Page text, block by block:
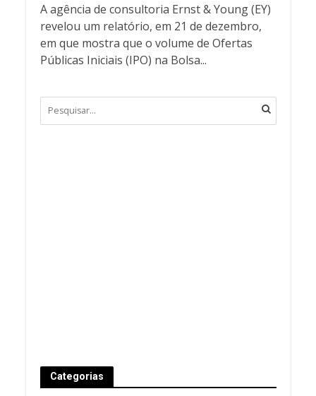
A agência de consultoria Ernst & Young (EY)
revelou um relatório, em 21 de dezembro,
em que mostra que o volume de Ofertas
Públicas Iniciais (IPO) na Bolsa...
Categorias